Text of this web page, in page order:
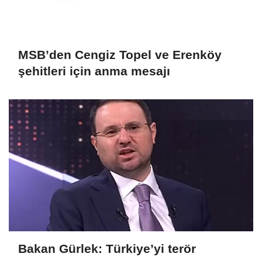
MSB’den Cengiz Topel ve Erenköy
şehitleri için anma mesajı
Bakan Gürlek: Türkiye’yi terör